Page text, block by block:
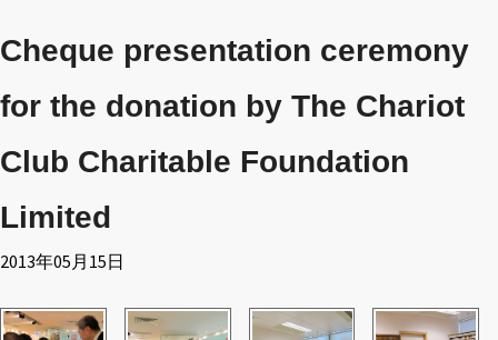
Cheque presentation ceremony
for the donation by The Chariot
Club Charitable Foundation
Limited
2013年05月15日